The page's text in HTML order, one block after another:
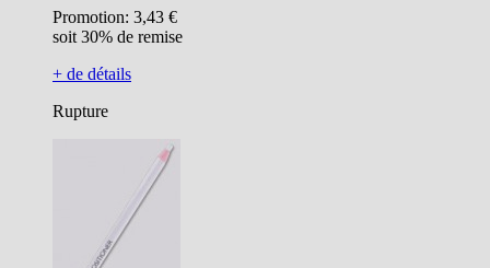
Promotion: 3,43 €
soit 30% de remise
+ de détails
Rupture